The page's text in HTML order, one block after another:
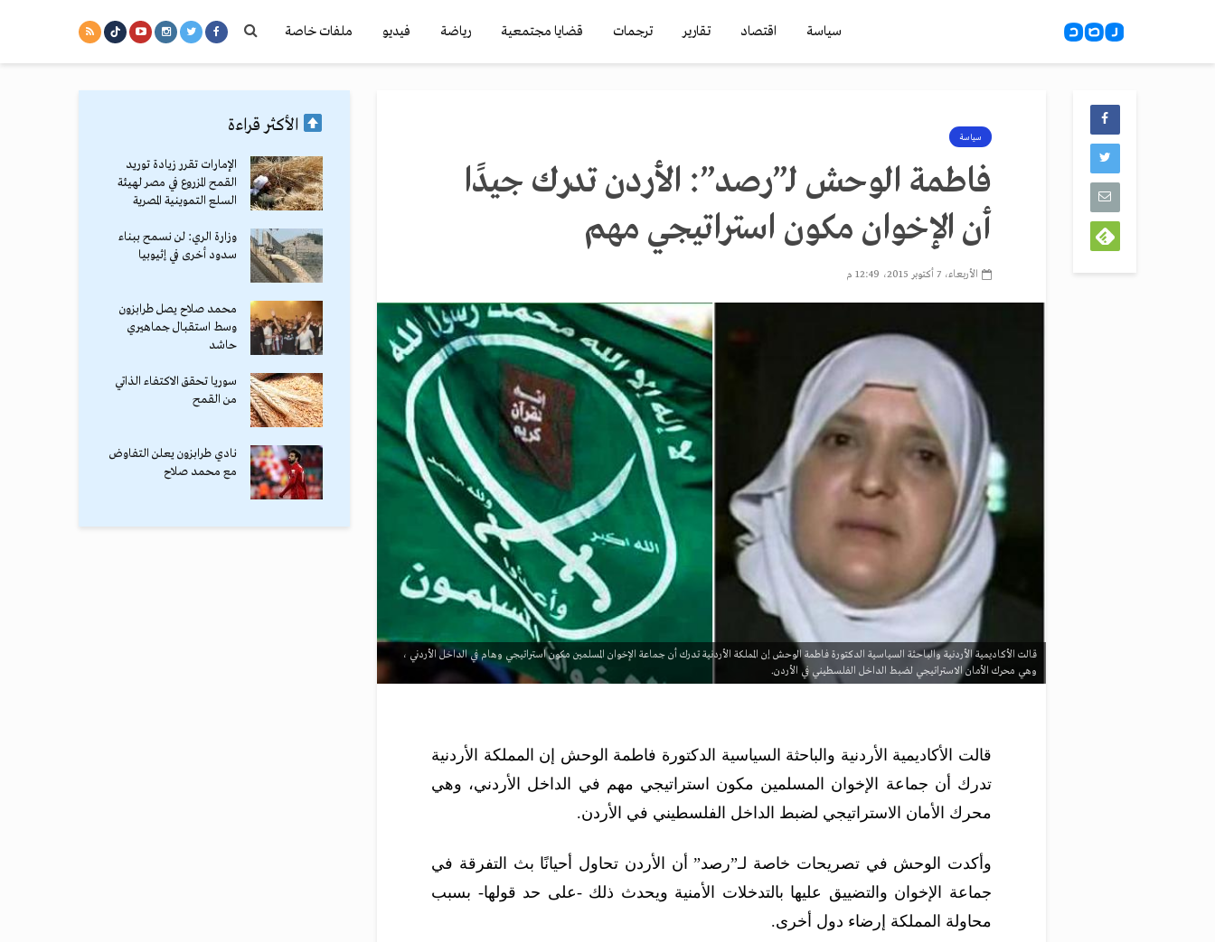
سياسة اقتصاد تقارير ترجمات قضايا مجتمعية رياضة فيديو ملفات خاصة
سياسة
فاطمة الوحش لـ”رصد”: الأردن تدرك جيدًا
أن الإخوان مكون استراتيجي مهم
الأربعاء، 7 أكتوبر 2015، 12:49 م
قالت الأكاديمية الأردنية والباحثة السياسية الدكتورة فاطمة الوحش إن المملكة الأردنية تدرك أن جماعة الإخوان المسلمين مكون استراتيجي وهام في الداخل الأردني ،
وهي محرك الأمان اﻻستراتيجي لضبط الداخل الفلسطيني في الأردن.
قالت الأكاديمية الأردنية والباحثة السياسية الدكتورة فاطمة الوحش إن المملكة الأردنية
تدرك أن جماعة الإخوان المسلمين مكون استراتيجي مهم في الداخل الأردني، وهي
محرك الأمان اﻻستراتيجي لضبط الداخل الفلسطيني في الأردن.
وأكدت الوحش في تصريحات خاصة لـ”رصد” أن الأردن تحاول أحيانًا بث التفرقة في
جماعة الإخوان والتضييق عليها بالتدخلات الأمنية ويحدث ذلك -على حد قولها- بسبب
محاولة المملكة إرضاء دول أخرى.
الأكثر قراءة
الإمارات تقرر زيادة توريد
القمح المزروع في مصر لهيئة
السلع التموينية المصرية
وزارة الري: لن نسمح ببناء
سدود أخرى في إثيوبيا
محمد صلاح يصل طرابزون
وسط استقبال جماهيري
حاشد
سوريا تحقق الاكتفاء الذاتي
من القمح
نادي طرابزون يعلن التفاوض
مع محمد صلاح